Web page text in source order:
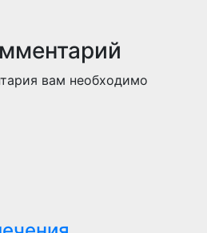
вам необходимо